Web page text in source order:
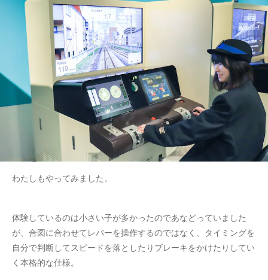
わたしもやってみました。
体験しているのは小さい子が多かったのであなどっていました
が、合図に合わせてレバーを操作するのではなく、タイミングを
自分で判断してスピードを落としたりブレーキをかけたりしてい
く本格的な仕様。